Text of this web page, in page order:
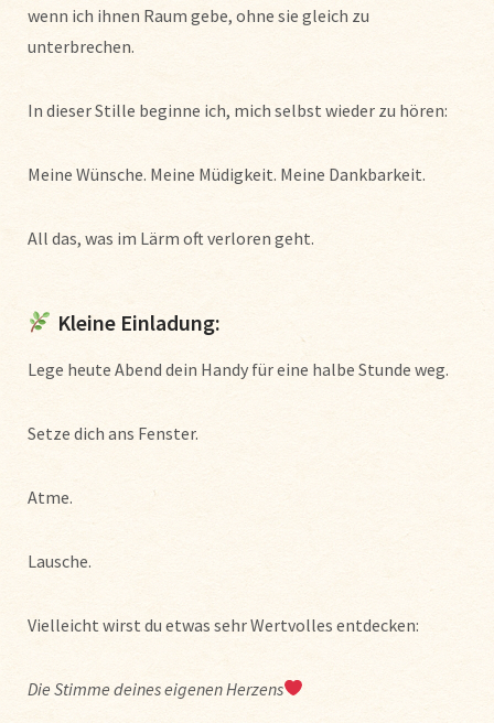
wenn ich ihnen Raum gebe, ohne sie gleich zu
unterbrechen.
In dieser Stille beginne ich, mich selbst wieder zu hören:
Meine Wünsche. Meine Müdigkeit. Meine Dankbarkeit.
All das, was im Lärm oft verloren geht.
Kleine Einladung:
Lege heute Abend dein Handy für eine halbe Stunde weg.
Setze dich ans Fenster.
Atme.
Lausche.
Vielleicht wirst du etwas sehr Wertvolles entdecken:
Die Stimme deines eigenen Herzens